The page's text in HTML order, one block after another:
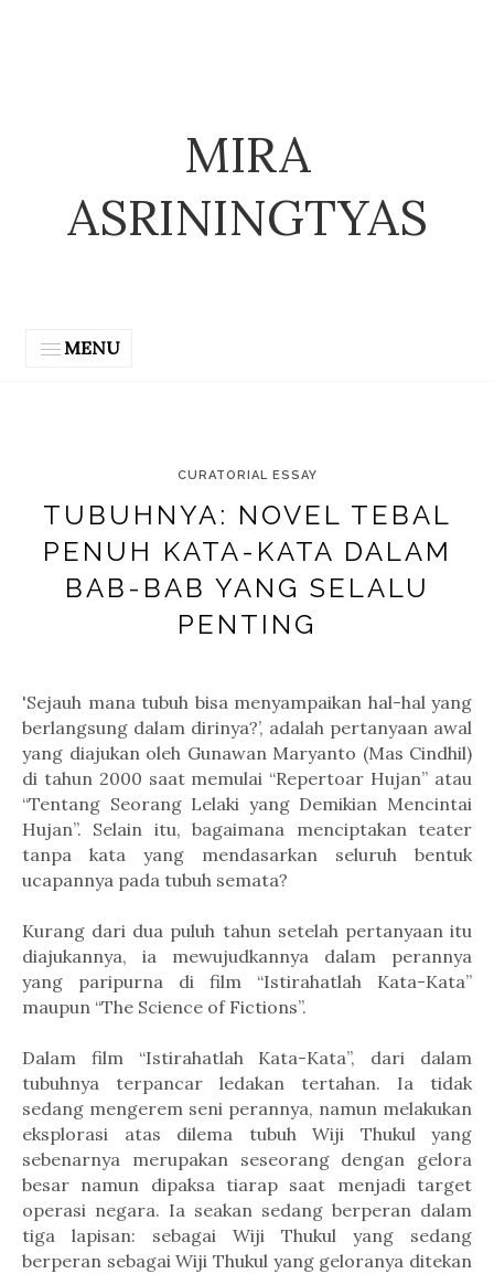
MIRA
ASRININGTYAS
MENU
CURATORIAL ESSAY
TUBUHNYA: NOVEL TEBAL
PENUH KATA-KATA DALAM
BAB-BAB YANG SELALU
PENTING
'Sejauh mana tubuh bisa menyampaikan hal-hal yang
berlangsung dalam dirinya?’, adalah pertanyaan awal
yang diajukan oleh Gunawan Maryanto (Mas Cindhil)
di tahun 2000 saat memulai “Repertoar Hujan” atau
“Tentang Seorang Lelaki yang Demikian Mencintai
Hujan”. Selain itu, bagaimana menciptakan teater
tanpa kata yang mendasarkan seluruh bentuk
ucapannya pada tubuh semata?
Kurang dari dua puluh tahun setelah pertanyaan itu
diajukannya, ia mewujudkannya dalam perannya
yang paripurna di film “Istirahatlah Kata-Kata”
maupun “The Science of Fictions”.
Dalam film “Istirahatlah Kata-Kata”, dari dalam
tubuhnya terpancar ledakan tertahan. Ia tidak
sedang mengerem seni perannya, namun melakukan
eksplorasi atas dilema tubuh Wiji Thukul yang
sebenarnya merupakan seseorang dengan gelora
besar namun dipaksa tiarap saat menjadi target
operasi negara. Ia seakan sedang berperan dalam
tiga lapisan: sebagai Wiji Thukul yang sedang
berperan sebagai Wiji Thukul yang geloranya ditekan